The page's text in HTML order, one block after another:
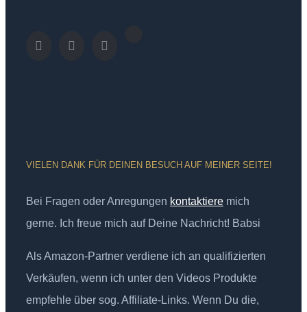
VIELEN DANK FÜR DEINEN BESUCH AUF MEINER SEITE!
Bei Fragen oder Anregungen kontaktiere mich
gerne. Ich freue mich auf Deine Nachricht! Babsi
Als Amazon-Partner verdiene ich an qualifizierten
Verkäufen, wenn ich unter den Videos Produkte
empfehle über sog. Affiliate-Links. Wenn Du die,